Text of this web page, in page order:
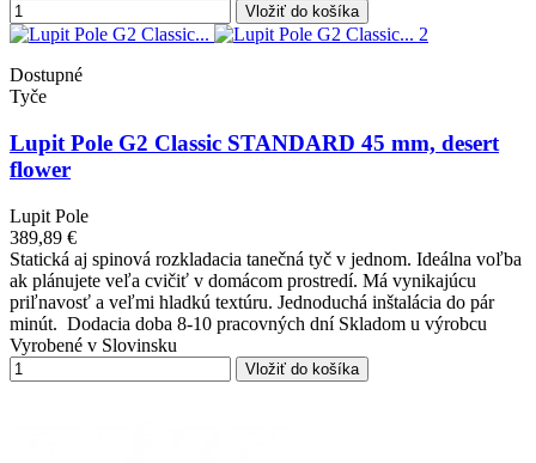
Vložiť do košíka
Dostupné
Tyče
Lupit Pole G2 Classic STANDARD 45 mm, desert
flower
Lupit Pole
389,89 €
Statická aj spinová rozkladacia tanečná tyč v jednom. Ideálna voľba
ak plánujete veľa cvičiť v domácom prostredí. Má vynikajúcu
priľnavosť a veľmi hladkú textúru. Jednoduchá inštalácia do pár
minút. Dodacia doba 8-10 pracovných dní Skladom u výrobcu
Vyrobené v Slovinsku
Vložiť do košíka